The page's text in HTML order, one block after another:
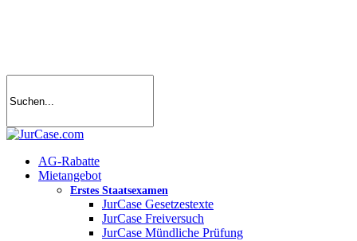
search
account
Menu
AG-Rabatte
Mietangebot
Erstes Staatsexamen
JurCase Gesetzestexte
JurCase Freiversuch
JurCase Mündliche Prüfung